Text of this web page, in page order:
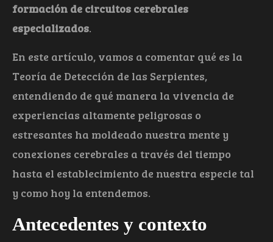
formación de circuitos cerebrales
especializados.
En este artículo, vamos a comentar qué es la
Teoría de Detección de las Serpientes,
entendiendo de qué manera la vivencia de
experiencias altamente peligrosas o
estresantes ha moldeado nuestra mente y
conexiones cerebrales a través del tiempo
hasta el establecimiento de nuestra especie tal
y como hoy la entendemos.
Antecedentes y contexto